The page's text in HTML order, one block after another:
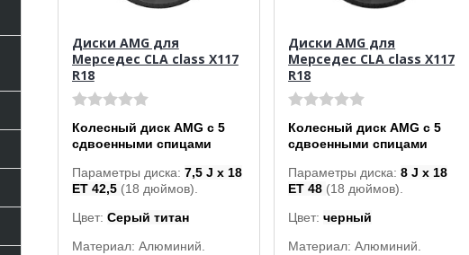
Диски AMG для
Мерседес CLA class X117
R18
Колесный диск AMG с 5
сдвоенными спицами
Параметры диска: 7,5 J x 18
ET 42,5 (18 дюймов).
Цвет: Серый титан
Материал: Алюминий.
Диски AMG для
Мерседес CLA class X117
R18
Колесный диск AMG с 5
сдвоенными спицами
Параметры диска:8 J x 18
ET 48 (18 дюймов).
Цвет:черный
Материал: Алюминий.